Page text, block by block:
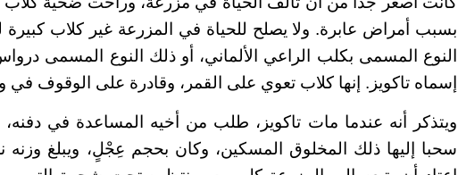
بسبب أمراض عابرة. ولا يصلح للحياة في المزرعة غير كلاب كبيرة
النوع المسمى بكلب الراعي الألماني، أو ذلك النوع المسمى
إسماه تاكويز. إنها كلاب تعوي على القمر، وقادرة على الوقوف في
ويتذكر أنه عندما مات تاكويز، طلب من أخيه المساعدة في
سحبا إليها ذلك المخلوق المسكين، وكان بحجم عِجْلٍ، ويبلغ وزنه